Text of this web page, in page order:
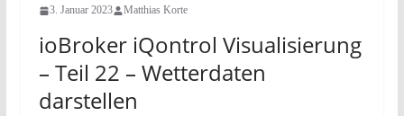
3. Januar 2023 Matthias Korte
ioBroker iQontrol Visualisierung
– Teil 22 – Wetterdaten
darstellen